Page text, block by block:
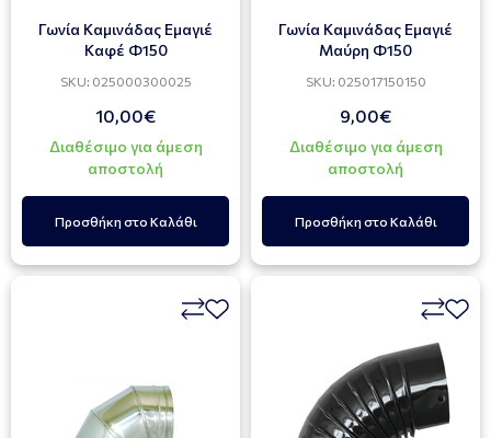
Γωνία Καμινάδας Εμαγιέ
Καφέ Φ150
SKU: 025000300025
10,00€
Διαθέσιμο για άμεση
αποστολή
Προσθήκη στο Καλάθι
Γωνία Καμινάδας Εμαγιέ
Μαύρη Φ150
SKU: 025017150150
9,00€
Διαθέσιμο για άμεση
αποστολή
Προσθήκη στο Καλάθι